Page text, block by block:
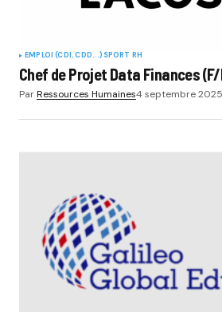
EMPLOI (CDI, CDD...) SPORT RH
Chef de Projet Data Finances
ParRessources Humaines4 septembre 2025